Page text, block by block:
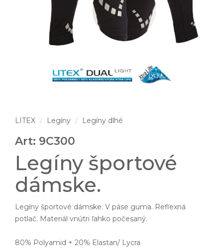
LITEX Legíny Legíny dlhé
Art: 9C300
Legíny športové
dámske.
Legíny športové dámske. V páse guma. Reflexná
potlač. Materiál vnútri ľahko počesaný.
80% Polyamid + 20% Elastan/ Lycra